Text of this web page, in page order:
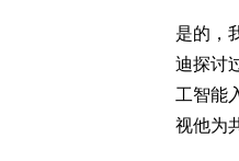
是的，
迪探讨
工智能
视他为